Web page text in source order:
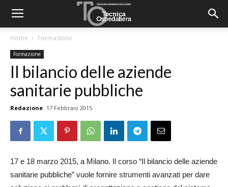
Home Formazione
Formazione
Il bilancio delle aziende
sanitarie pubbliche
Redazione 17 Febbraio 2015
17 e 18 marzo 2015, a Milano. Il corso “Il bilancio delle aziende
sanitarie pubbliche” vuole fornire strumenti avanzati per dare